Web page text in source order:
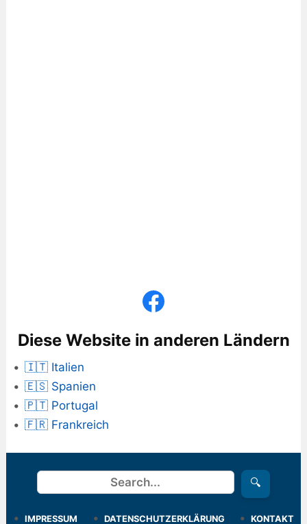
Diese Website in anderen Ländern
🇮🇹 Italien
🇪🇸 Spanien
🇵🇹 Portugal
🇫🇷 Frankreich
Suchen 🔍
IMPRESSUM DATENSCHUTZERKLÄRUNG KONTAKT